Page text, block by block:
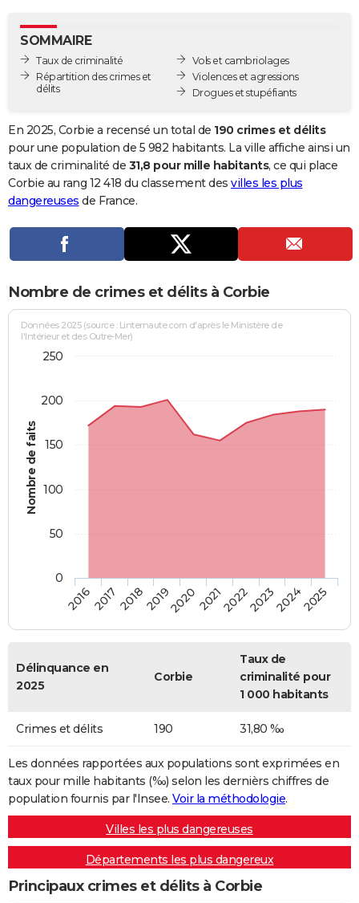
GUIDES D'ACHAT
BONS PLANS
Carte de Noël
Carte Bonne année
Carte Saint-Valentin
Carte Pâques
Carte d'anniversaire
DICTIONNAIRE
Dictionnaire
Biographies
Citations
Expressions
Proverbes
PROGRAMME TV
Se connecter
Entreprises
Service militaire
Avis de recherche
AVIS DE DÉCÈS
Bricolage
Lifestyle
Culture
Sport
Auto
Television
Voyage
Cinema
SOMMAIRE
Taux de criminalité
Répartition des crimes et
délits
Vols et cambriolages
Violences et agressions
Drogues et stupéfiants
En 2025, Corbie a recensé un total de 190 crimes et délits
pour une population de 5 982 habitants. La ville affiche ainsi un
taux de criminalité de 31,8 pour mille habitants, ce qui place
Corbie au rang 12 418 du classement des villes les plus
dangereuses de France.
Nombre de crimes et délits à Corbie
Nombre de faits
Données 2025 (source : Linternaute.com d'après le Ministère de
l'Intérieur et des Outre-Mer)
2016201720182019202020212022202320242025
0
50
100
150
200
250
Délinquance en
2025
Corbie
Taux de
criminalité pour
1 000 habitants
Crimes et délits 190 31,80 ‰
Les données rapportées aux populations sont exprimées en
taux pour mille habitants (‰) selon les dernièrs chiffres de
population fournis par l'Insee. Voir la méthodologie.
Villes les plus dangereuses
Départements les plus dangereux
Principaux crimes et délits à Corbie